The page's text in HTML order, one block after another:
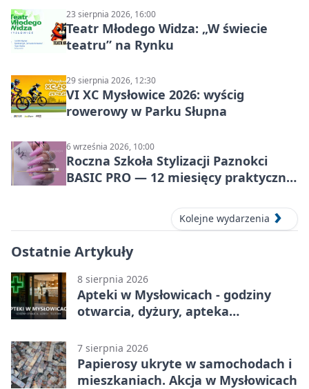
23 sierpnia 2026, 16:00
Teatr Młodego Widza: „W świecie
teatru” na Rynku
29 sierpnia 2026, 12:30
VI XC Mysłowice 2026: wyścig
rowerowy w Parku Słupna
6 września 2026, 10:00
Roczna Szkoła Stylizacji Paznokci
BASIC PRO — 12 miesięcy praktycznej
Kolejne wydarzenia
Ostatnie Artykuły
8 sierpnia 2026
Apteki w Mysłowicach - godziny
otwarcia, dyżury, apteka
7 sierpnia 2026
Papierosy ukryte w samochodach i
mieszkaniach. Akcja w Mysłowicach